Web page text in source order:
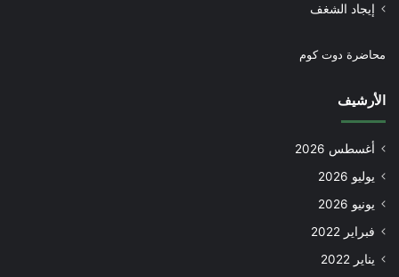
إيجاد الشغف
محاضرة دوت كوم
الأرشيف
أغسطس 2026
يوليو 2026
يونيو 2026
فبراير 2022
يناير 2022